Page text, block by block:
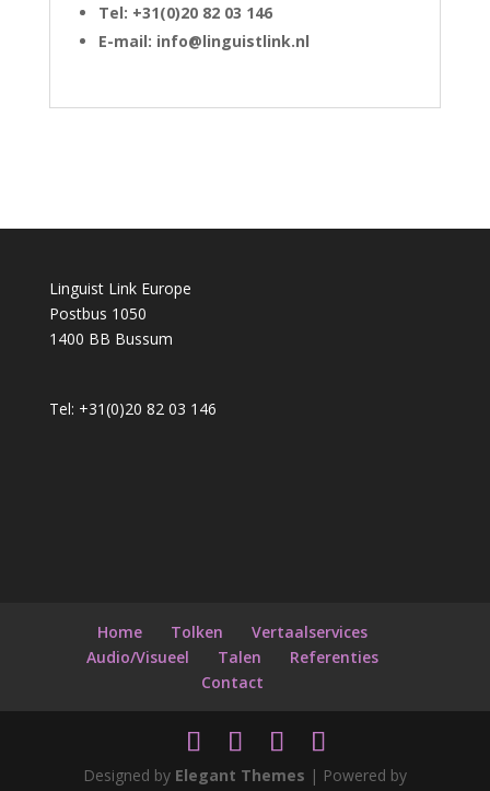
Tel: +31(0)20 82 03 146
E-mail: info@linguistlink.nl
Linguist Link Europe
Postbus 1050
1400 BB Bussum
Tel: +31(0)20 82 03 146
Home Tolken
Vertaalservices
Audio/Visueel
Talen
Referenties
Contact
Designed by Elegant Themes | Powered by